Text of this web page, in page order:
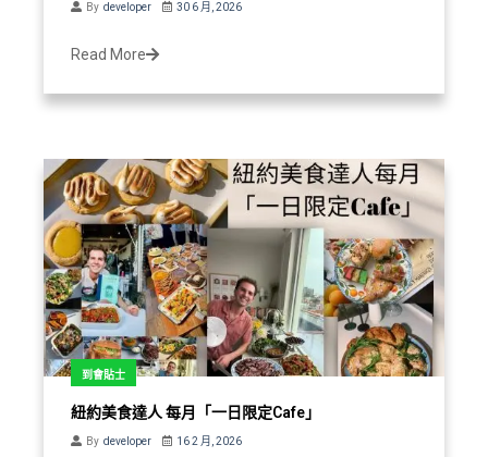
By developer 30 6 月, 2026
Read More
到會貼士
紐約美食達人 每月「一日限定Cafe」
By developer 16 2 月, 2026